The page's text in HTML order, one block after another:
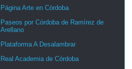
Página Arte en Córdoba
Paseos por Córdoba de Ramírez de
Arellano
Plataforma A Desalambrar
Real Academia de Córdoba